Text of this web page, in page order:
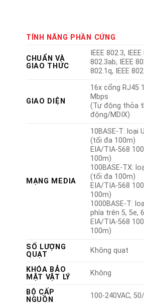
TÍNH NĂNG PHẦN CỨNG
CHUẨN VÀ
GIAO THỨC
IEEE 802.3,
802.3ab, IEEE
802.1q, IEEE
GIAO DIỆN
16x cổng RJ45
Mbps
(Tự động thỏa
động/MDIX)
MẠNG MEDIA
10BASE-T: loại
(tối đa 100m)
EIA/TIA-568
100m)
100BASE-TX:
(tối đa 100m)
EIA/TIA-568
100m)
1000BASE-T:
phía trên 5, 5e,
EIA/TIA-568
100m)
SỐ LƯỢNG
QUẠT
Không quạt
KHÓA BẢO
MẬT VẬT LÝ
Không
BỘ CẤP
NGUỒN
100-240VAC,